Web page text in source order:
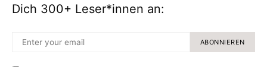
Dich 300+ Leser*innen an:
ABONNIEREN